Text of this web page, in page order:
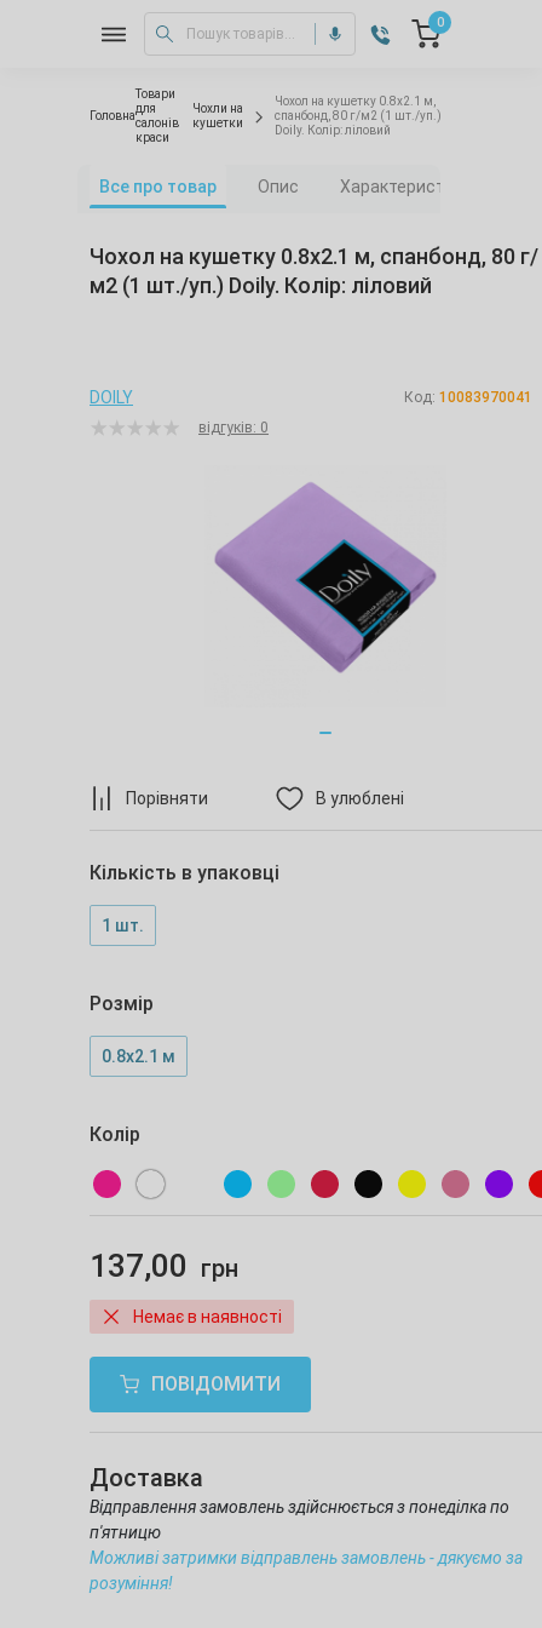
0
Головна
Товари
для
салонів
краси
Чохли на
кушетки
Чохол на кушетку 0.8х2.1 м,
спанбонд, 80 г/м2 (1 шт./уп.)
Doily. Колір: ліловий
Все про товар Опис Характеристики
Порівняти В улюблені
Чохол на кушетку 0.8х2.1 м, спанбонд, 80 г/
м2 (1 шт./уп.) Doily. Колір: ліловий
DOILY Код: 10083970041
відгуків: 0
Кількість в упаковці
1 шт.
Розмір
0.8х2.1 м
Колір
137,00 грн
Немає в наявності
ПОВІДОМИТИ
Доставка
Відправлення замовлень здійснюється з понеділка по
п'ятницю
Можливі затримки відправлень замовлень - дякуємо за
розуміння!